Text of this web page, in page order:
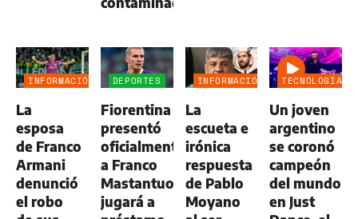
INFORMACIÓN
La
esposa
de Franco
Armani
denunció
el robo
DEPORTES
Fiorentina
presentó
oficialmente
a Franco
Mastantuono:
jugará a
INFORMACIÓN
La
escueta e
irónica
respuesta
de Pablo
Moyano
TECNOLOGÍA
Un joven
argentino
se coronó
campeón
del mundo
en Just